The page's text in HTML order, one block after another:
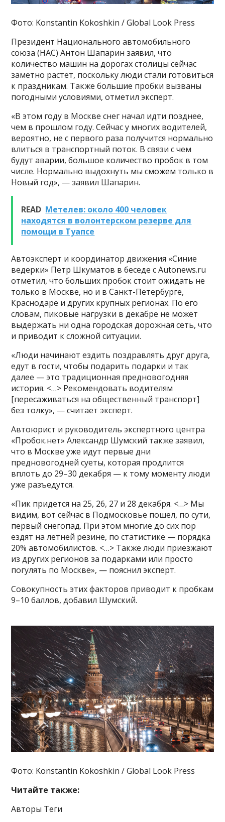
Фото: Konstantin Kokoshkin / Global Look Press
Президент Национального автомобильного
союза (НАС) Антон Шапарин заявил, что
количество машин на дорогах столицы сейчас
заметно растет, поскольку люди стали готовиться
к праздникам. Также большие пробки вызваны
погодными условиями, отметил эксперт.
«В этом году в Москве снег начал идти позднее,
чем в прошлом году. Сейчас у многих водителей,
вероятно, не с первого раза получится нормально
влиться в транспортный поток. В связи с чем
будут аварии, большое количество пробок в том
числе. Нормально выдохнуть мы сможем только в
Новый год», — заявил Шапарин.
READ Метелев: около 400 человек
находятся в волонтерском резерве для
помощи в Туапсе
Автоэксперт и координатор движения «Синие
ведерки» Петр Шкуматов в беседе с Autonews.ru
отметил, что больших пробок стоит ожидать не
только в Москве, но и в Санкт-Петербурге,
Краснодаре и других крупных регионах. По его
словам, пиковые нагрузки в декабре не может
выдержать ни одна городская дорожная сеть, что
и приводит к сложной ситуации.
«Люди начинают ездить поздравлять друг друга,
едут в гости, чтобы подарить подарки и так
далее — это традиционная предновогодняя
история. <…> Рекомендовать водителям
[пересаживаться на общественный транспорт]
без толку», — считает эксперт.
Автоюрист и руководитель экспертного центра
«Пробок.нет» Александр Шумский также заявил,
что в Москве уже идут первые дни
предновогодней суеты, которая продлится
вплоть до 29–30 декабря — к тому моменту люди
уже разъедутся.
«Пик придется на 25, 26, 27 и 28 декабря. <…> Мы
видим, вот сейчас в Подмосковье пошел, по сути,
первый снегопад. При этом многие до сих пор
ездят на летней резине, по статистике — порядка
20% автомобилистов. <…> Также люди приезжают
из других регионов за подарками или просто
погулять по Москве», — пояснил эксперт.
Совокупность этих факторов приводит к пробкам
9–10 баллов, добавил Шумский.
Фото: Konstantin Kokoshkin / Global Look Press
Читайте также:
Авторы Теги